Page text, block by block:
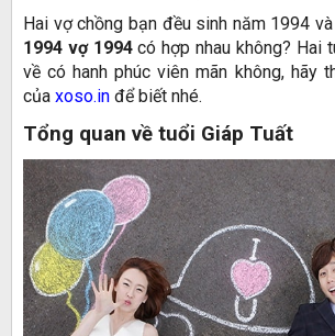
Hai vợ chồng bạn đều sinh năm 1994
1994 vợ 1994có hợp nhau không? Hai
về có hanh phúc viên mãn không, hãy
của xoso.in để biết nhé.
Tổng quan về tuổi Giáp Tuất